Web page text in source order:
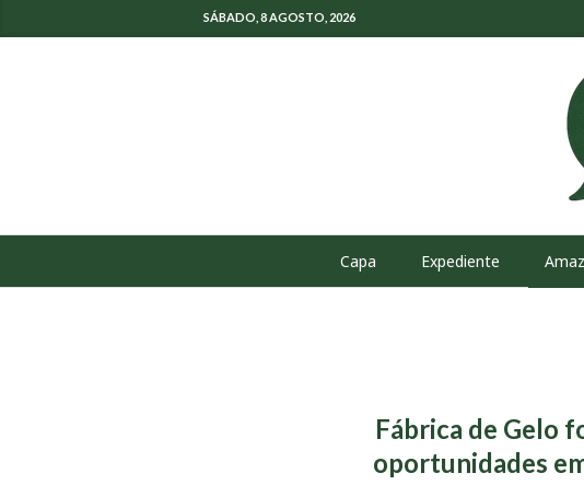
SÁBADO, 8 AGOSTO, 2026
Capa Expediente
Fábrica de Gelo
oportunidades